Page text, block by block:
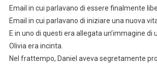
Email in cui parlavano di essere finalmente
Email in cui parlavano di iniziare una nuova
E in uno di questi era allegata un’immagine di
Olivia era incinta.
Nel frattempo, Daniel aveva segretamente